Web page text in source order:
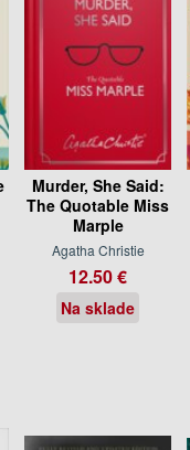
Murder, She Said:
The Quotable Miss
Marple
Agatha Christie
12.50 €
Na sklade